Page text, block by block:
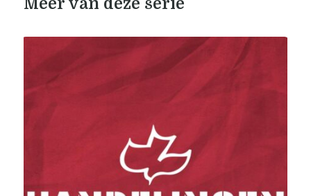
Meer van deze serie